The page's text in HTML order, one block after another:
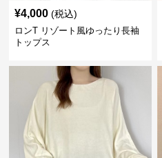
¥4,000 (税込)
ロンT リゾート風ゆったり長袖
トップス